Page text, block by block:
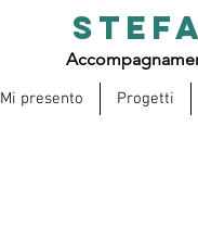
Mi presento Progetti